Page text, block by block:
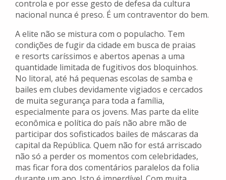
controla e por esse gesto de defesa da cultura
nacional nunca é preso. É um contraventor do bem.
A elite não se mistura com o populacho. Tem
condições de fugir da cidade em busca de praias
e resorts caríssimos e abertos apenas a uma
quantidade limitada de fugitivos dos bloquinhos.
No litoral, até há pequenas escolas de samba e
bailes em clubes devidamente vigiados e cercados
de muita segurança para toda a família,
especialmente para os jovens. Mas parte da elite
econômica e política do país não abre mão de
participar dos sofisticados bailes de máscaras da
capital da República. Quem não for está arriscado
não só a perder os momentos com celebridades,
mas ficar fora dos comentários paralelos da folia